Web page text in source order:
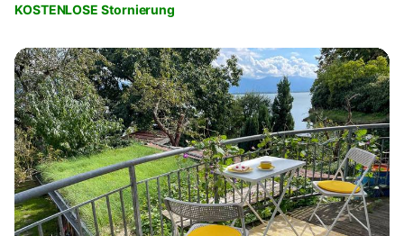
KOSTENLOSE Stornierung